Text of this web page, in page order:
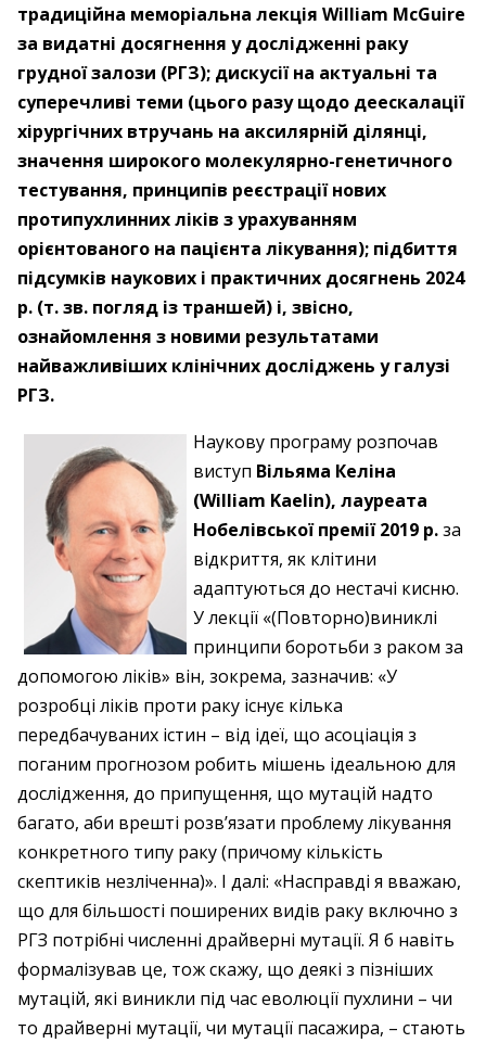
традиційна меморіальна лекція William McGuire
за видатні досягнення у дослідженні раку
грудної залози (РГЗ); дискусії на актуальні та
суперечливі теми (цього разу щодо деескалації
хірургічних втручань на аксилярній ділянці,
значення широкого молекулярно-генетичного
тестування, принципів реєстрації нових
протипухлинних ліків з урахуванням
орієнтованого на пацієнта лікування); підбиття
підсумків наукових і практичних досягнень 2024
р. (т. зв. погляд із траншей) і, звісно,
ознайомлення з новими результатами
найважливіших клінічних досліджень у галузі
РГЗ.
Наукову програму розпочав
виступ Вільяма Келіна
(William Kaelin), лауреата
Нобелівської премії 2019 р.за
відкриття, як клітини
адаптуються до нестачі кисню.
У лекції «(Повторно)виниклі
принципи боротьби з раком за
допомогою ліків» він, зокрема, зазначив: «У
розробці ліків проти раку існує кілька
передбачуваних істин – від ідеї, що асоціація з
поганим прогнозом робить мішень ідеальною для
дослідження, до припущення, що мутацій надто
багато, аби врешті розв’язати проблему лікування
конкретного типу раку (причому кількість
скептиків незліченна)». І далі: «Насправді я вважаю,
що для більшості поширених видів раку включно з
РГЗ потрібні численні драйверні мутації. Я б навіть
формалізував це, тож скажу, що деякі з пізніших
мутацій, які виникли під час еволюції пухлини – чи
то драйверні мутації, чи мутації пасажира, – стають